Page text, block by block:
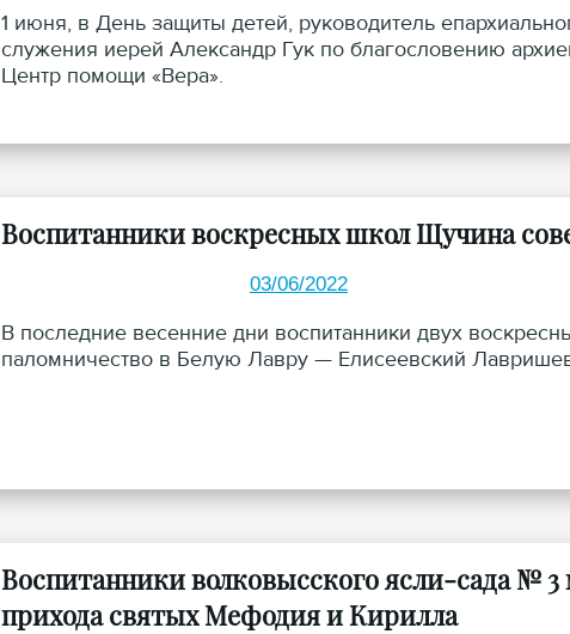
1 июня, в День защиты детей, руководитель
служения иерей Александр Гук по благословению
Центр помощи «Вера».
Воспитанники воскресных школ Щучина
03/06/2022
В последние весенние дни воспитанники двух
паломничество в Белую Лавру — Елисеевский
Воспитанники волковысского ясли-сада №
прихода святых Мефодия и Кирилла